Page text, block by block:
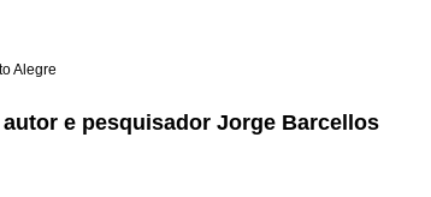
Alegre
e pesquisador Jorge Barcellos